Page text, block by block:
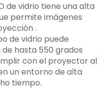
de vidrio tiene una alta
permite imágenes
‌.
de vidrio puede
hasta 550 grados
con el proyector al
un entorno de alta
tiempo.